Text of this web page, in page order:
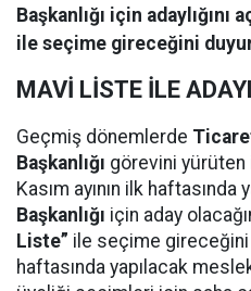
Başkanlığı için adaylığını
ile seçime gireceğini
MAVİ LİSTE İLE
Geçmiş dönemlerde
Başkanlığı görevini yürüten
Kasım ayının ilk haftasında
Başkanlığı için aday
Liste” ile seçime gireceğini
haftasında yapılacak